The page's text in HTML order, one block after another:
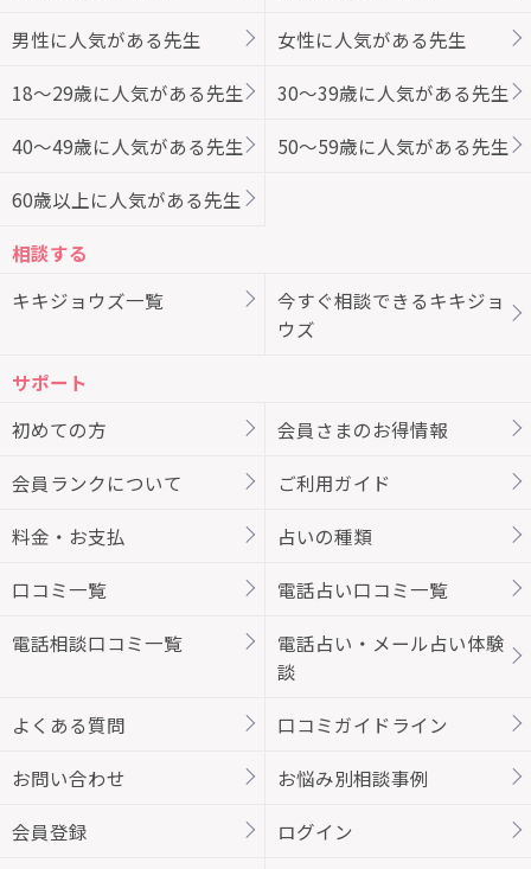
男性に人気がある先生 女性に人気がある先生
18～29歳に人気がある先生 30～39歳に人気がある先生
40～49歳に人気がある先生 50～59歳に人気がある先生
60歳以上に人気がある先生
相談する
キキジョウズ一覧
今すぐ相談できるキキジョ
ウズ
サポート
初めての方
会員さまのお得情報
会員ランクについて ご利用ガイド
料金・お支払 占いの種類
口コミ一覧 電話占い口コミ一覧
電話相談口コミ一覧
電話占い・メール占い体験
談
よくある質問 口コミガイドライン
お問い合わせ お悩み別相談事例
会員登録 ログイン